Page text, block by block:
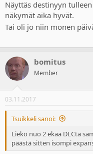
Näyttäs destinyyn
näkymät aika hyvät.
Tai oli jo niin monen
bomitus
Member
03.11.2017
Tsuikkeli sanoi:
Liekö nuo 2 ekaa DLCtä
päästä sitten isompi